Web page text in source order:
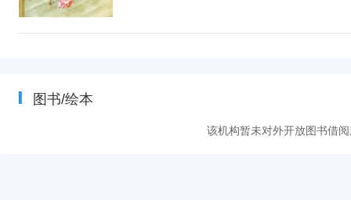
图书/绘本
该机构暂未对外开放图书借